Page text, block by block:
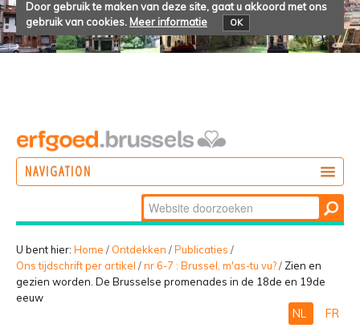
Door gebruik te maken van deze site, gaat u akkoord met ons
gebruik van cookies. Meer informatie OK
NAVIGATION
BELEVEN
Zoek
Geavanceerd
zoeken...
U bent hier: Home / Ontdekken /Publicaties /
Ons tijdschrift per artikel /nr 6-7 : Brussel, m'as-tu vu?/ Zien en
gezien worden. De Brusselse promenades in de 18de en 19de
eeuw
NL FR